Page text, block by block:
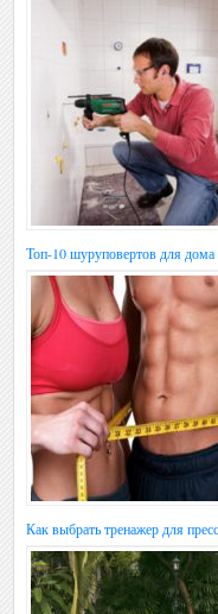
Топ-10 шуруповертов для дома
Как выбрать тренажер для